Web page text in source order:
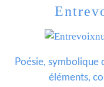
Poésie, symbolique
éléments,